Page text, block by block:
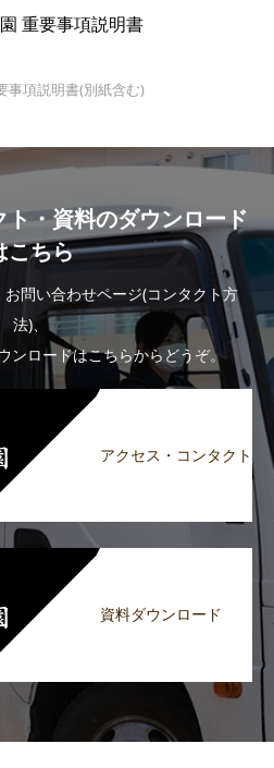
重要事項説明書
事項説明書(別紙含む)
・資料のダウンロード
こちら
問い合わせページ(コンタクト方
法)、
ンロードはこちらからどうぞ。
アクセス・コンタクト
資料ダウンロード